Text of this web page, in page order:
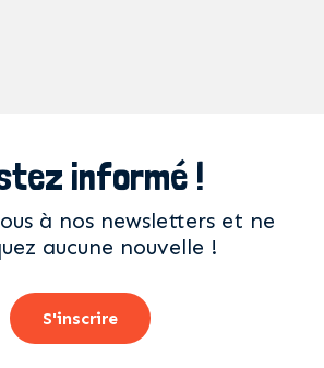
informé !
à nos newsletters et ne
aucune nouvelle !
S'inscrire